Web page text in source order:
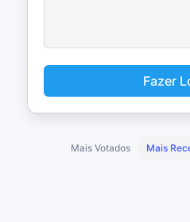
Fazer
Mais Votados Mais